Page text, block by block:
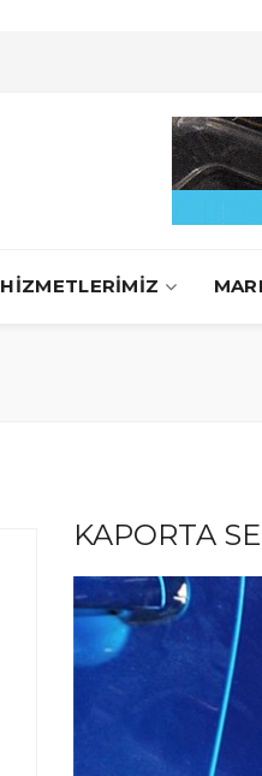
HİZMETLERİMİZ
KAPORTA